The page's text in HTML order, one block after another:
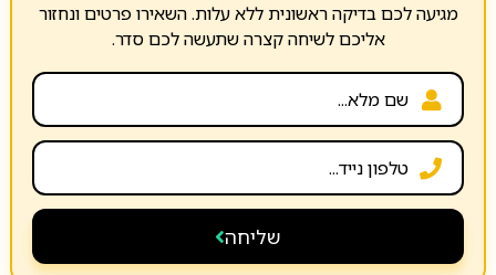
מגיעה לכם בדיקה ראשונית ללא עלות. השאירו פרטים ונחזור
אליכם לשיחה קצרה שתעשה לכם סדר.
שליחה